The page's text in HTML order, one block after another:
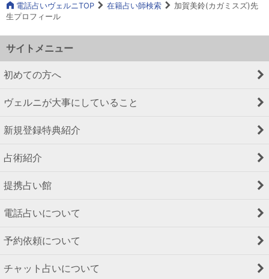
電話占いヴェルニTOP 在籍占い師検索
加賀美鈴(カガミスズ)先
生プロフィール
サイトメニュー
初めての方へ
ヴェルニが大事にしていること
新規登録特典紹介
占術紹介
提携占い館
電話占いについて
予約依頼について
チャット占いについて